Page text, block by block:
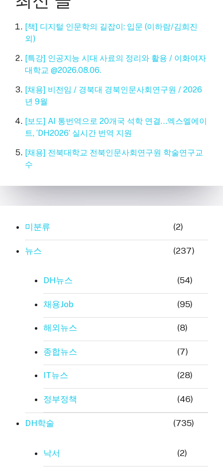
[책] 디지털 인문학의 길잡이: 입문 (이하람/김희진
외)
[특강] 인공지능 시대 사료의 정리와 활용 / 이화여자
대학교 @2026.08.06.
[채용] 비전임 / 경북대 경북인문사회연구원 / 2026
년 9월
[보도] AI 통번역으로 20개국 석학 연결…엑스엘에이
트, ‘DH2026’ 실시간 번역 지원
[채용] 전북대학교 전북인문사회연구원 학술연구교
수
미분류 (2)
뉴스 (237)
DH뉴스 (54)
채용Job (95)
해외뉴스 (8)
종합뉴스 (7)
IT뉴스 (28)
정부정책 (46)
DH학술 (735)
낙서 (2)